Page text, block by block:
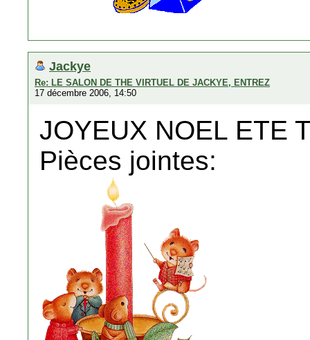
Jackye
Re: LE SALON DE THE VIRTUEL DE JACKYE, ENTREZ
17 décembre 2006, 14:50
JOYEUX NOEL ETE
Pièces jointes: